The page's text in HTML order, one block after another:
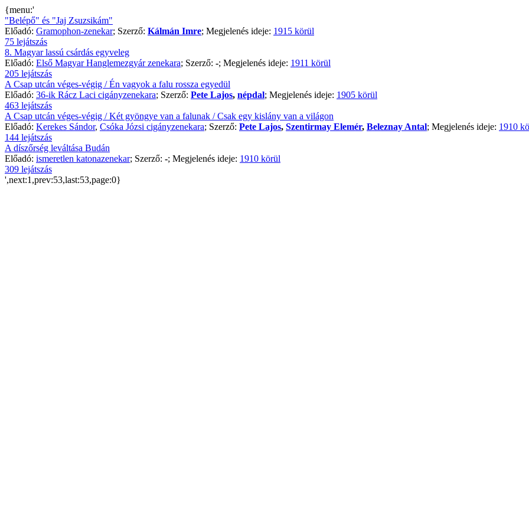
{menu:'
"Belépő" és "Jaj Zsuzsikám"
Előadó: Gramophon-zenekar; Szerző: Kálmán Imre; Megjelenés ideje: 1915 körül
75 lejátszás
8. Magyar lassú csárdás egyveleg
Előadó: Első Magyar Hanglemezgyár zenekara; Szerző: -; Megjelenés ideje: 1911 körül
205 lejátszás
A Csap utcán véges-végig / Én vagyok a falu rossza egyedül
Előadó: 36-ik Rácz Laci cigányzenekara; Szerző: Pete Lajos, népdal; Megjelenés ideje: 1905 körül
463 lejátszás
A Csap utcán véges-végig / Két gyöngye van a falunak / Csak egy kislány van a világon
Előadó: Kerekes Sándor, Csóka Józsi cigányzenekara; Szerző: Pete Lajos, Szentirmay Elemér, Beleznay Antal; Megjelenés ideje: 1910
144 lejátszás
A díszőrség leváltása Budán
Előadó: ismeretlen katonazenekar; Szerző: -; Megjelenés ideje: 1910 körül
309 lejátszás
',next:1,prev:53,last:53,page:0}